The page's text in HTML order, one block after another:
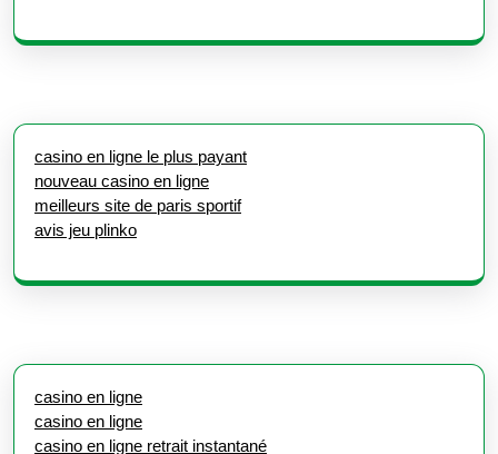
casino en ligne le plus payant
nouveau casino en ligne
meilleurs site de paris sportif
avis jeu plinko
casino en ligne
casino en ligne
casino en ligne retrait instantané